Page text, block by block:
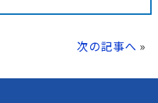
次の記事へ »